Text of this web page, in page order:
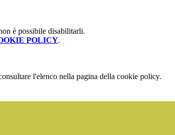
è possibile disabilitarli.
POLICY.
l'elenco nella pagina della cookie policy.